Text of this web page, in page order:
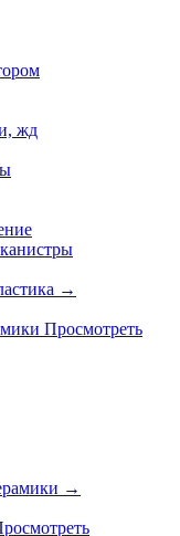
жд
→
Просмотреть
→